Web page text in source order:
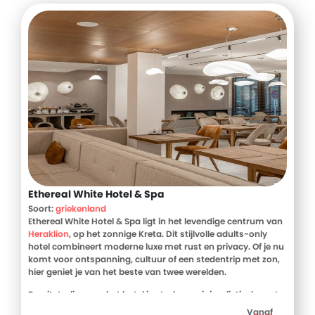
Ethereal White Hotel & Spa
Soort:griekenland
Ethereal White Hotel & Spa ligt in het levendige centrum van
Heraklion, op het zonnige Kreta. Dit stijlvolle adults-only
hotel combineert moderne luxe met rust en privacy. Of je nu
komt voor ontspanning, cultuur of een stedentrip met zon,
hier geniet je van het beste van twee werelden.
De uitstraling van het hotel is strak en minimalistisch, met
lichte kleuren, marmerdetails en een serene sfeer. DeVanaf